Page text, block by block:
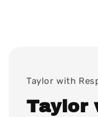
Taylor with
Taylor